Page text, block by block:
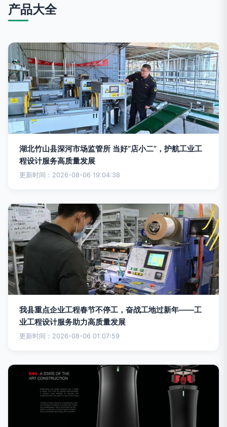
产品大全
湖北竹山县深河市场监管所 当好“店小二”，护航工业工
程设计服务高质量发展
更新时间：2026-08-06 19:04:38
我县重点企业工程春节不停工，奋战工地过新年——工
业工程设计服务助力高质量发展
更新时间：2026-08-06 01:07:59